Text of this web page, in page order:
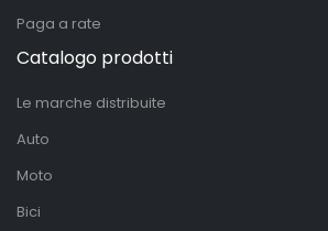
Paga a rate
Catalogo prodotti
Le marche distribuite
Auto
Moto
Bici